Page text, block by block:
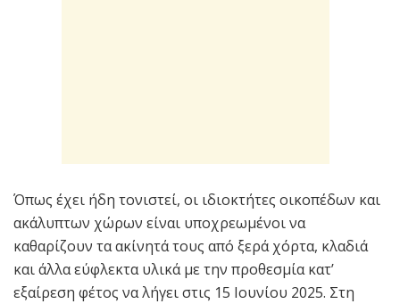
Όπως έχει ήδη τονιστεί, οι ιδιοκτήτες οικοπέδων και
ακάλυπτων χώρων είναι υποχρεωμένοι να
καθαρίζουν τα ακίνητά τους από ξερά χόρτα, κλαδιά
και άλλα εύφλεκτα υλικά με την προθεσμία κατ’
εξαίρεση φέτος να λήγει στις 15 Ιουνίου 2025. Στη